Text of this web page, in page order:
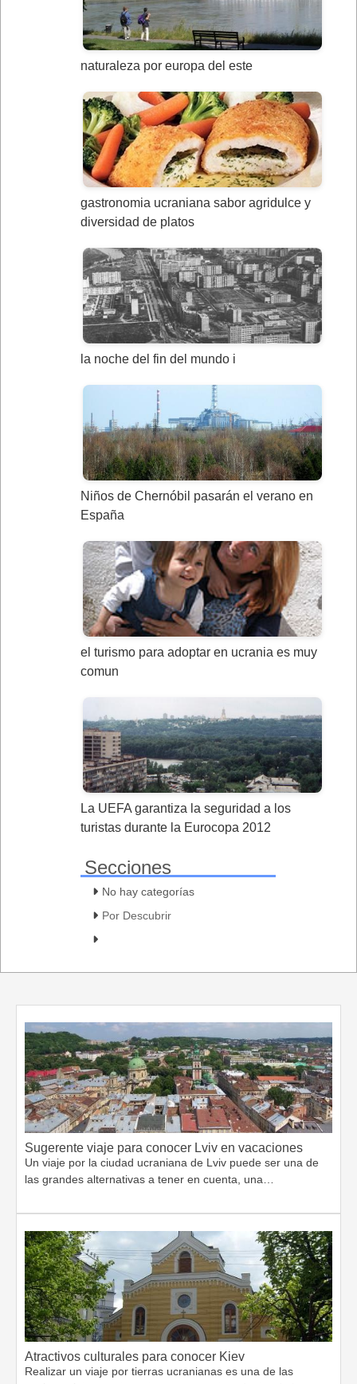
naturaleza por europa del este
gastronomia ucraniana sabor agridulce y
diversidad de platos
la noche del fin del mundo i
Niños de Chernóbil pasarán el verano en
España
el turismo para adoptar en ucrania es muy
comun
La UEFA garantiza la seguridad a los
turistas durante la Eurocopa 2012
Secciones
No hay categorías
Por Descubrir
Sugerente viaje para conocer Lviv en vacaciones
Un viaje por la ciudad ucraniana de Lviv puede ser una de
las grandes alternativas a tener en cuenta, una…
Atractivos culturales para conocer Kiev
Realizar un viaje por tierras ucranianas es una de las